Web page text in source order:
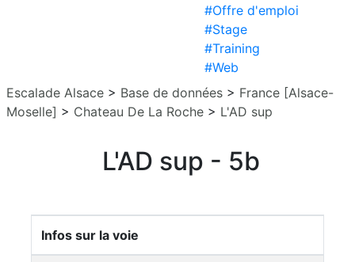
#Offre d'emploi
#Stage
#Training
#Web
Escalade Alsace > Base de données > France [Alsace-
Moselle] > Chateau De La Roche > L'AD sup
L'AD sup - 5b
Infos sur la voie